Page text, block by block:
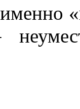
именно «